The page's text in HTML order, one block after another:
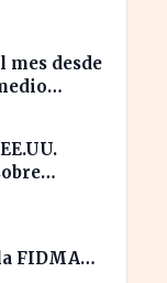
mes desde
FIDMA